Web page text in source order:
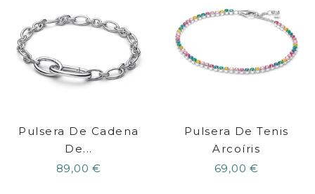
Pulsera De Cadena
De...
89,00 €
Pulsera De Tenis
Arcoíris
69,00 €